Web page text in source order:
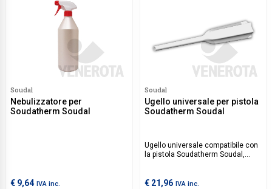
Soudal
Nebulizzatore per
Soudatherm Soudal
€ 9,64 IVA inc.
Soudal
Ugello universale per pistola
Soudatherm Soudal
Ugello universale compatibile con
la pistola Soudatherm Soudal,
vetro-profilo.
€ 21,96 IVA inc.